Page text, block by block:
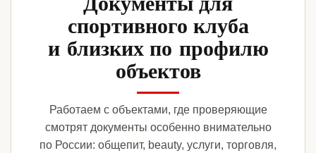
спортивного клуба
и близких по профилю
объектов
Работаем с объектами, где проверяющие
смотрят документы особенно внимательно
по России: общепит, beauty, услуги, торговля,